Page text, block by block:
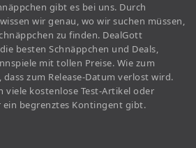
gibt es bei uns. Durch
wir genau, wo wir suchen müssen,
zu finden. DealGott
besten Schnäppchen und Deals,
mit tollen Preise. Wie zum
zum Release-Datum verlost wird.
viele kostenlose Test-Artikel oder
ein begrenztes Kontingent gibt.